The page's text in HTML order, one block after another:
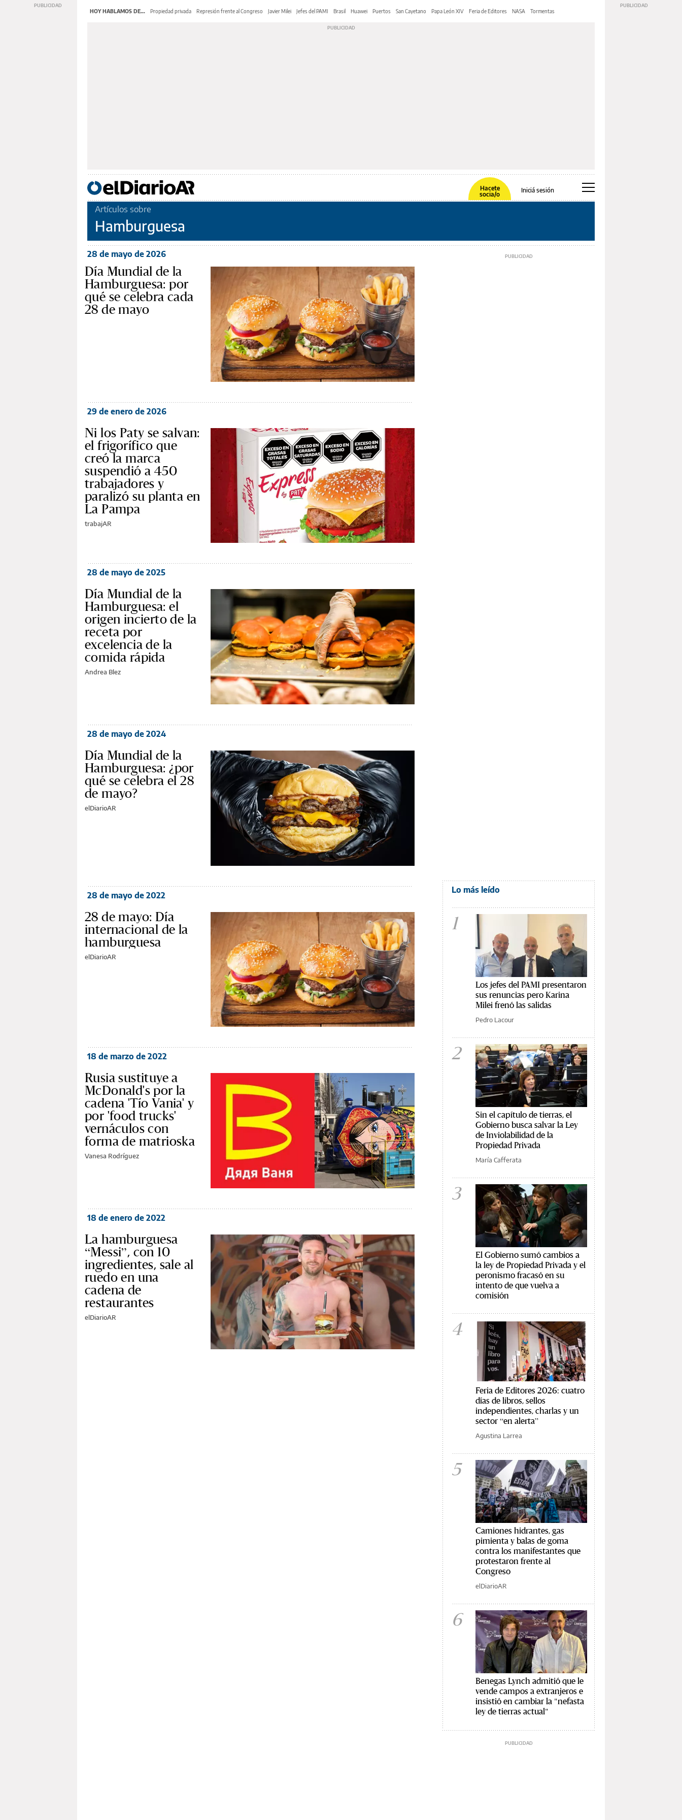
HOY HABLAMOS DE... Propiedad privada Represión frente al Congreso Javier Milei Jefes del PAMI Brasil Huawei Puertos San Cayetano Papa León XIV Feria de Editores NASA Tormentas
Hacete
socia/o
Iniciá sesión
Artículos sobre
Hamburguesa
28 de mayo de 2026
Día Mundial de la
Hamburguesa: por
qué se celebra cada
28 de mayo
29 de enero de 2026
Ni los Paty se salvan:
el frigorífico que
creó la marca
suspendió a 450
trabajadores y
paralizó su planta en
La Pampa
trabajAR
28 de mayo de 2025
Día Mundial de la
Hamburguesa: el
origen incierto de la
receta por
excelencia de la
comida rápida
Andrea Blez
28 de mayo de 2024
Día Mundial de la
Hamburguesa: ¿por
qué se celebra el 28
de mayo?
elDiarioAR
28 de mayo de 2022
28 de mayo: Día
internacional de la
hamburguesa
elDiarioAR
18 de marzo de 2022
Rusia sustituye a
McDonald's por la
cadena 'Tío Vania' y
por 'food trucks'
vernáculos con
forma de matrioska
Vanesa Rodríguez
18 de enero de 2022
La hamburguesa
“Messi”, con 10
ingredientes, sale al
ruedo en una
cadena de
restaurantes
elDiarioAR
Lo más leído
1
Los jefes del PAMI presentaron
sus renuncias pero Karina
Milei frenó las salidas
Pedro Lacour
2
Sin el capítulo de tierras, el
Gobierno busca salvar la Ley
de Inviolabilidad de la
Propiedad Privada
María Cafferata
3
El Gobierno sumó cambios a
la ley de Propiedad Privada y el
peronismo fracasó en su
intento de que vuelva a
comisión
4
Feria de Editores 2026: cuatro
días de libros, sellos
independientes, charlas y un
sector “en alerta”
Agustina Larrea
5
Camiones hidrantes, gas
pimienta y balas de goma
contra los manifestantes que
protestaron frente al
Congreso
elDiarioAR
6
Benegas Lynch admitió que le
vende campos a extranjeros e
insistió en cambiar la "nefasta
ley de tierras actual"